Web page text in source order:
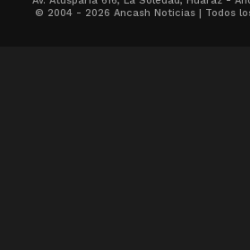
© 2004 - 2026 Ancash Noticias | Todos